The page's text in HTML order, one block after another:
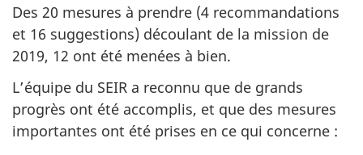
Des 20 mesures à prendre (4 recommandations
et 16 suggestions) découlant de la mission de
2019, 12 ont été menées à bien.
L’équipe du SEIR a reconnu que de grands
progrès ont été accomplis, et que des mesures
importantes ont été prises en ce qui concerne :